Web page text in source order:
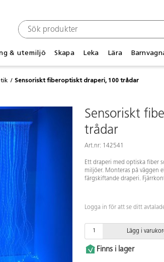
& utemiljö Skapa Leka Lära
Sensoriskt fiberoptiskt draperi, 100 trådar
Sensoriskt
trådar
Art.nr: 142541
Ett draperi med optiska fiber
miljöer. Monteras på väggen
färgskiftande draperi.
Logga in för att se ditt
Lägg i
Finns i lager